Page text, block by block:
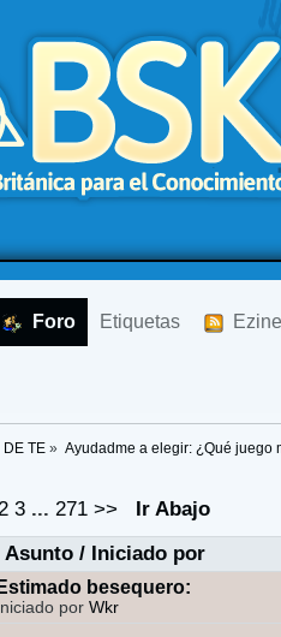
Foro Etiquetas Ezine
TE » Ayudadme a elegir: ¿Qué juego
3 ... 271 >>
Ir Abajo
Asunto/ Iniciado por
Estimado besequero:
Iniciado porWkr